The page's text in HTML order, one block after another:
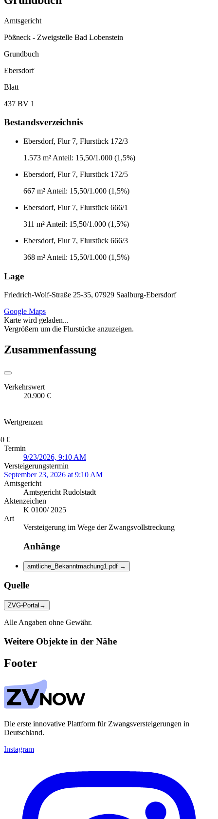
Amtsgericht
Pößneck - Zweigstelle Bad Lobenstein
Grundbuch
Ebersdorf
Blatt
437 BV 1
Bestandsverzeichnis
Ebersdorf, Flur 7, Flurstück 172/3
1.573 m² Anteil: 15,50/1.000 (1,5%)
Ebersdorf, Flur 7, Flurstück 172/5
667 m² Anteil: 15,50/1.000 (1,5%)
Ebersdorf, Flur 7, Flurstück 666/1
311 m² Anteil: 15,50/1.000 (1,5%)
Ebersdorf, Flur 7, Flurstück 666/3
368 m² Anteil: 15,50/1.000 (1,5%)
Lage
Friedrich-Wolf-Straße 25-35, 07929 Saalburg-Ebersdorf
Google Maps
Karte wird geladen...
Vergrößern um die Flurstücke anzuzeigen.
Zusammenfassung
Verkehrswert
20.900 €
Wertgrenzen
€
Termin
9/23/2026, 9:10 AM
Versteigerungstermin
September 23, 2026 at 9:10 AM
Amtsgericht
Amtsgericht Rudolstadt
Aktenzeichen
K 0100/ 2025
Art
Versteigerung im Wege der Zwangsvollstreckung
Anhänge
amtliche_Bekanntmachung1.pdf →
Quelle
ZVG-Portal →
Alle Angaben ohne Gewähr.
Weitere Objekte in der Nähe
Footer
Die erste innovative Plattform für Zwangsversteigerungen in
Deutschland.
Instagram